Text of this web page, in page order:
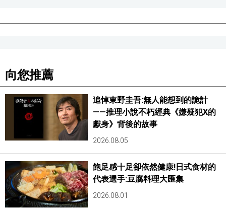
向您推薦
追悼東野圭吾:無人能想到的詭計
——推理小說不朽經典《嫌疑犯X的
獻身》背後的故事
2026.08.05
飽足感十足卻依然健康!日式食材的
代表選手:豆腐料理大匯集
2026.08.01